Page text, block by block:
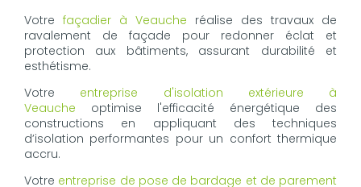
Votre façadier à Veauche réalise des travaux de
ravalement de façade pour redonner éclat et
protection aux bâtiments, assurant durabilité et
esthétisme.
Votre entreprise d'isolation extérieure à
Veauche optimise l'efficacité énergétique des
constructions en appliquant des techniques
d’isolation performantes pour un confort thermique
accru.
Votre entreprise de pose de bardage et de parement